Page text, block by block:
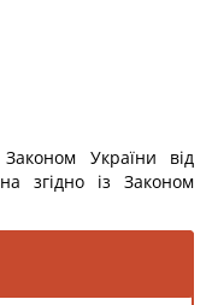
України від
згідно із Законом